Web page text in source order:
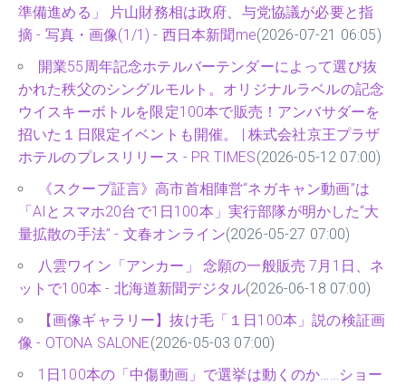
準備進める」 片山財務相は政府、与党協議が必要と指
摘 - 写真・画像(1/1) - 西日本新聞me(2026-07-21 06:05)
開業55周年記念ホテルバーテンダーによって選び抜
かれた秩父のシングルモルト。オリジナルラベルの記念
ウイスキーボトルを限定100本で販売！アンバサダーを
招いた１日限定イベントも開催。 | 株式会社京王プラザ
ホテルのプレスリリース - PR TIMES(2026-05-12 07:00)
《スクープ証言》高市首相陣営“ネガキャン動画”は
「AIとスマホ20台で1日100本」実行部隊が明かした“大
量拡散の手法” - 文春オンライン(2026-05-27 07:00)
八雲ワイン「アンカー」 念願の一般販売 7月1日、ネ
ットで100本 - 北海道新聞デジタル(2026-06-18 07:00)
【画像ギャラリー】抜け毛「１日100本」説の検証画
像 - OTONA SALONE(2026-05-03 07:00)
1日100本の「中傷動画」で選挙は動くのか……ショー